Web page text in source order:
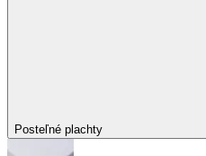
Posteľné plachty